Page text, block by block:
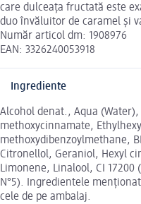
care dulceața fructată este
duo învăluitor de caramel și
Număr articol dm: 1908976
EAN: 3326240053918
Ingrediente
Alcohol denat., Aqua
methoxycinnamate,
methoxydibenzoylmethane,
Citronellol, Geraniol, Hexyl
Limonene, Linalool, CI 17200
N°5). Ingredientele
cele de pe ambalaj.